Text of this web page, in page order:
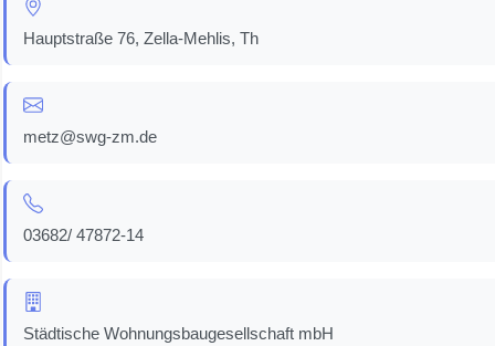
Hauptstraße 76, Zella-Mehlis, Th
metz@swg-zm.de
03682/ 47872-14
Städtische Wohnungsbaugesellschaft mbH